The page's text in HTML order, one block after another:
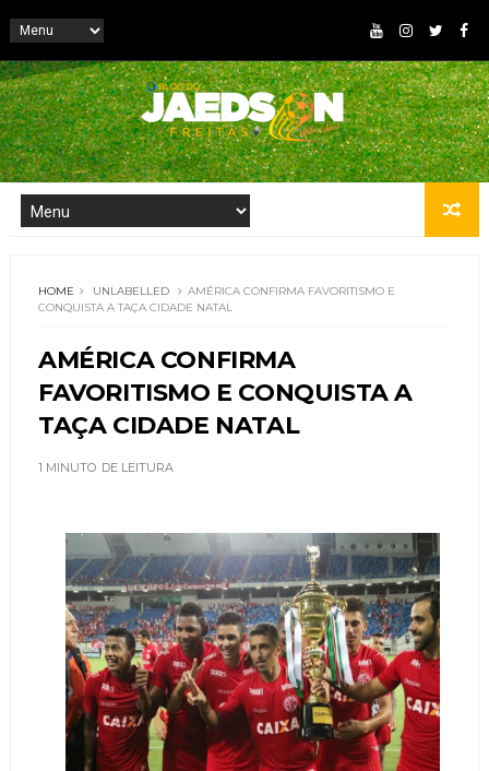
HOME UNLABELLED
AMÉRICA CONFIRMA FAVORITISMO E
CONQUISTA A TAÇA CIDADE NATAL
AMÉRICA CONFIRMA
FAVORITISMO E CONQUISTA A
TAÇA CIDADE NATAL
1 MINUTO DE LEITURA